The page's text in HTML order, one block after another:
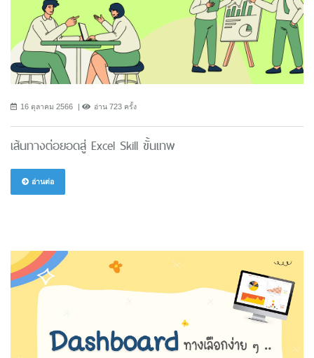
16 ตุลาคม 2566 อ่าน 723 ครั้ง
เส้นทางต่อยอดสู่ Excel Skill ขั้นเทพ
อ่านต่อ